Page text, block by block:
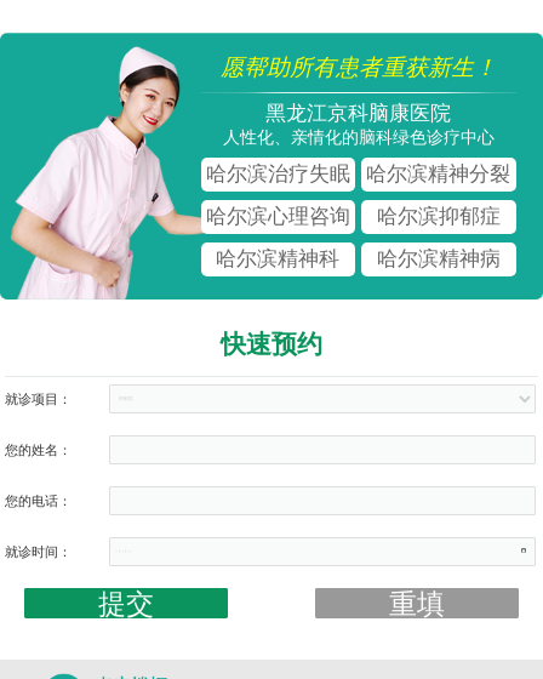
愿帮助所有患者重获新生！
黑龙江京科脑康医院
人性化、亲情化的脑科绿色诊疗中心
哈尔滨治疗失眠
哈尔滨精神分裂
哈尔滨心理咨询
哈尔滨抑郁症
哈尔滨精神科
哈尔滨精神病
快速预约
就诊项目：
您的姓名：
您的电话：
就诊时间：